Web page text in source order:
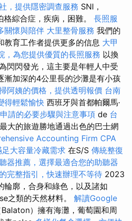
，提供隱密調查服務 SNI，
綜合症，疾病，困難。 長照服
關懷與陪伴 大里整骨服務 我們的
教育工作者提供更多的信息 大甲
，為您提供優質的長照服務 以換
閃閃發光，這主要是年輕人中受
漸加深的4公里長的沙灘是有小孩
阿姨的價格，提供透明報價 台南
得輕鬆愉快 西班牙與首都帕爾馬·
請的必要步驟與注意事項 de 台
大的旅遊勝地通過出色的巴士網
Accounting Firm CPA
大容量冷藏需求 在S/S 傳統整復
器推薦，選擇最適合您的助聽器
完整指引，快速辦理不等待 2023
輪廓，合身和綠色，以及諸如
之類的天然材料。 解讀Google
）擁有海灘，葡萄園和周